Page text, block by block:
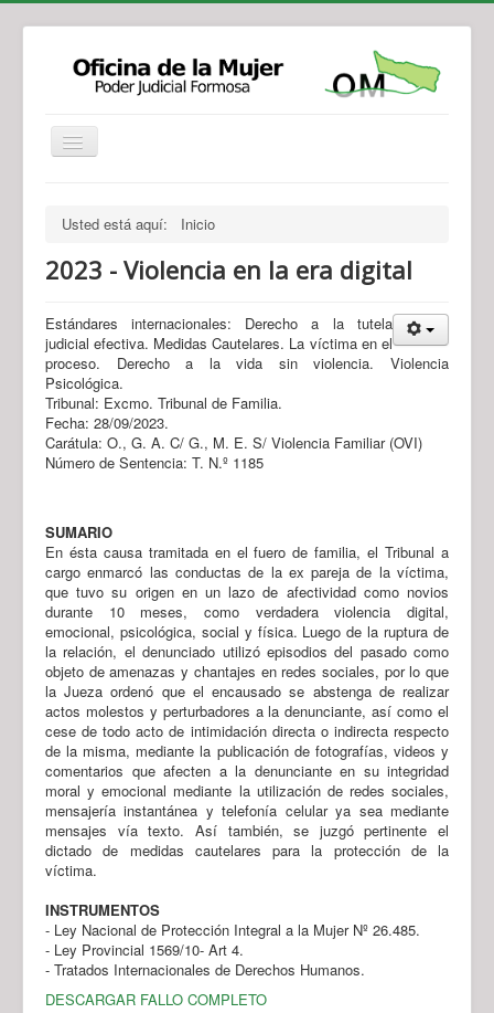
Legislación
Novedades
Recursos y Servicios de Atención
Contacto
Usted está aquí: Inicio
2023 - Violencia en la era digital
Estándares internacionales: Derecho a la tutela
judicial efectiva. Medidas Cautelares. La víctima en el
proceso. Derecho a la vida sin violencia. Violencia
Psicológica.
Tribunal: Excmo. Tribunal de Familia.
Fecha: 28/09/2023.
Carátula: O., G. A. C/ G., M. E. S/ Violencia Familiar (OVI)
Número de Sentencia: T. N.º 1185
SUMARIO
En ésta causa tramitada en el fuero de familia, el Tribunal a
cargo enmarcó las conductas de la ex pareja de la víctima,
que tuvo su origen en un lazo de afectividad como novios
durante 10 meses, como verdadera violencia digital,
emocional, psicológica, social y física. Luego de la ruptura de
la relación, el denunciado utilizó episodios del pasado como
objeto de amenazas y chantajes en redes sociales, por lo que
la Jueza ordenó que el encausado se abstenga de realizar
actos molestos y perturbadores a la denunciante, así como el
cese de todo acto de intimidación directa o indirecta respecto
de la misma, mediante la publicación de fotografías, videos y
comentarios que afecten a la denunciante en su integridad
moral y emocional mediante la utilización de redes sociales,
mensajería instantánea y telefonía celular ya sea mediante
mensajes vía texto. Así también, se juzgó pertinente el
dictado de medidas cautelares para la protección de la
víctima.
INSTRUMENTOS
- Ley Nacional de Protección Integral a la Mujer Nº 26.485.
- Ley Provincial 1569/10- Art 4.
- Tratados Internacionales de Derechos Humanos.
DESCARGAR FALLO COMPLETO